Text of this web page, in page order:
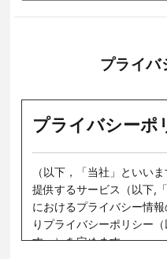
プライバ
プライバシーポ
（以下，「当社」といい
提供するサービス（以下,
におけるプライバシー情
りプライバシーポリシー
す。）を定めます。